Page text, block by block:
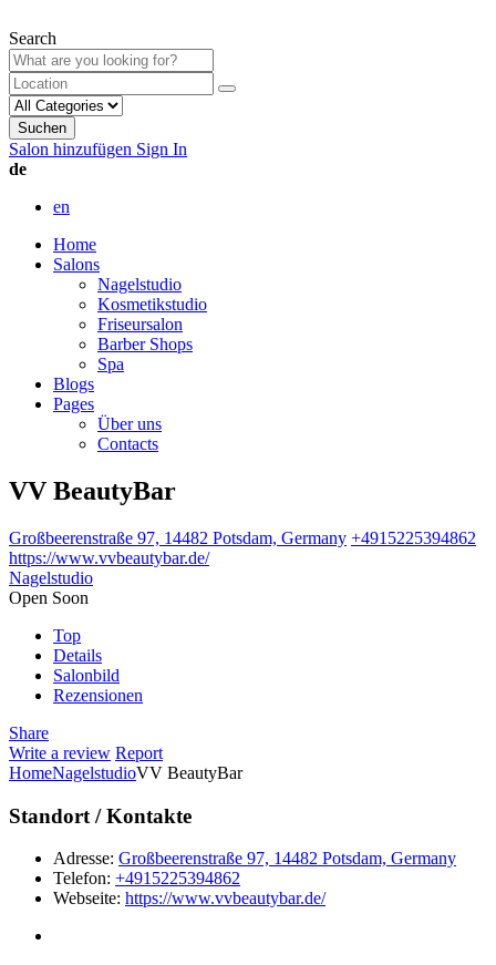
Search
Suchen
Salon hinzufügen Sign In
de
en
Home
Salons
Nagelstudio
Kosmetikstudio
Friseursalon
Barber Shops
Spa
Blogs
Pages
Über uns
Contacts
VV BeautyBar
Großbeerenstraße 97, 14482 Potsdam, Germany +4915225394862
https://www.vvbeautybar.de/
Nagelstudio
Open Soon
Top
Details
Salonbild
Rezensionen
Share
Write a review Report
HomeNagelstudioVV BeautyBar
Standort / Kontakte
Adresse: Großbeerenstraße 97, 14482 Potsdam, Germany
Telefon: +4915225394862
Webseite: https://www.vvbeautybar.de/